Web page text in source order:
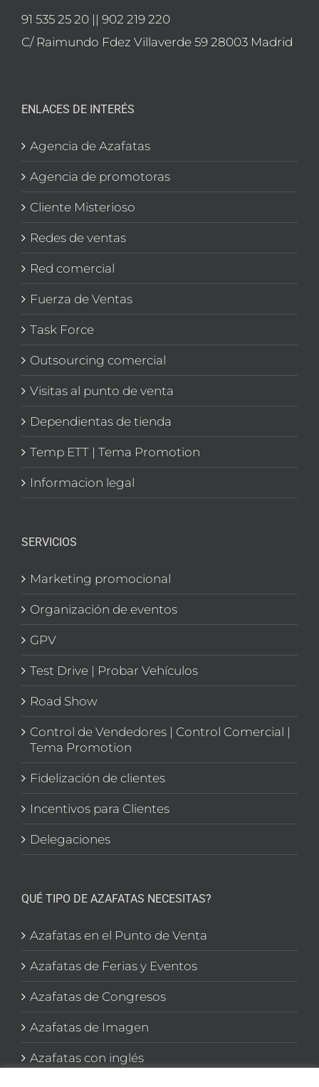
91 535 25 20 || 902 219 220
C/ Raimundo Fdez Villaverde 59 28003 Madrid
ENLACES DE INTERÉS
Agencia de Azafatas
Agencia de promotoras
Cliente Misterioso
Redes de ventas
Red comercial
Fuerza de Ventas
Task Force
Outsourcing comercial
Visitas al punto de venta
Dependientas de tienda
Temp ETT | Tema Promotion
Informacion legal
SERVICIOS
Marketing promocional
Organización de eventos
GPV
Test Drive | Probar Vehículos
Road Show
Control de Vendedores | Control Comercial |
Tema Promotion
Fidelización de clientes
Incentivos para Clientes
Delegaciones
QUÉ TIPO DE AZAFATAS NECESITAS?
Azafatas en el Punto de Venta
Azafatas de Ferias y Eventos
Azafatas de Congresos
Azafatas de Imagen
Azafatas con inglés